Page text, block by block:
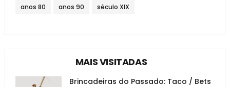
anos 80 anos 90 século XIX
MAIS VISITADAS
Brincadeiras do Passado: Taco / Bets